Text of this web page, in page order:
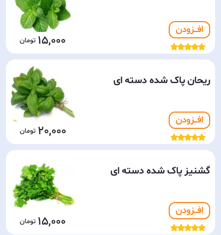
افـــزودن
15,000
ریحان پاک شده دسته ای
افـــزودن
20,000
گشنیز پاک شده دسته ای
افـــزودن
15,000